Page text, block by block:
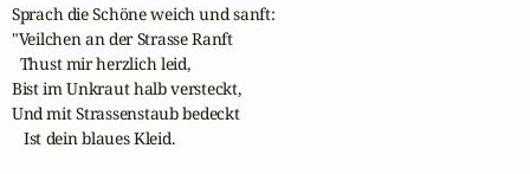
Sprach die Schöne weich und sanft:
"Veilchen an der Strasse Ranft
  Thust mir herzlich leid,
Bist im Unkraut halb versteckt,
Und mit Strassenstaub bedeckt
   Ist dein blaues Kleid.